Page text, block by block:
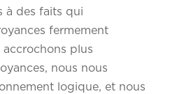
à des faits qui
fermement
accrochons plus
nous nous
logique, et nous